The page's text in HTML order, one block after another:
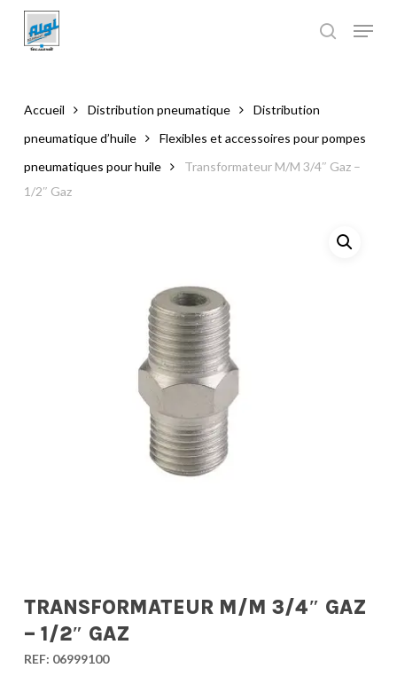
main
Accueil Distribution pneumatique
Distribution
pneumatique d’huile
Flexibles et accessoires pour pompes
pneumatiques pour huile
Transformateur M/M 3/4″ Gaz –
1/2″ Gaz
TRANSFORMATEUR M/M 3/4″ GAZ
– 1/2″ GAZ
REF: 06999100